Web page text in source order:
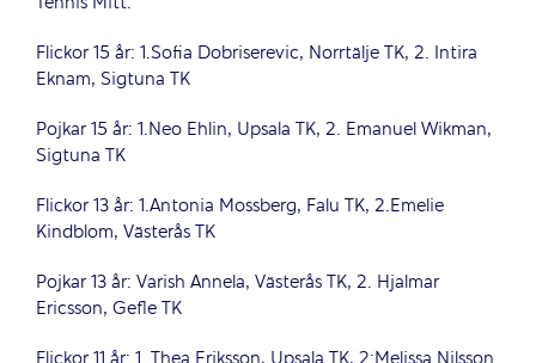
Flickor 15 år: 1.Sofia Dobriserevic, Norrtälje TK, 2. Intira
Eknam, Sigtuna TK
Pojkar 15 år: 1.Neo Ehlin, Upsala TK, 2. Emanuel Wikman,
Sigtuna TK
Flickor 13 år: 1.Antonia Mossberg, Falu TK, 2.Emelie
Kindblom, Västerås TK
Pojkar 13 år: Varish Annela, Västerås TK, 2. Hjalmar
Ericsson, Gefle TK